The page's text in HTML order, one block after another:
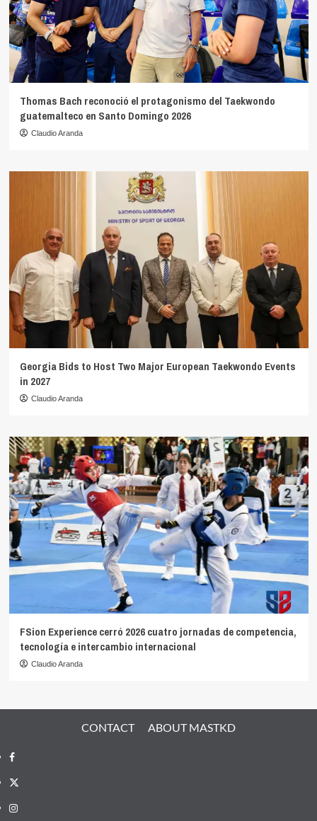
Thomas Bach reconoció el protagonismo del Taekwondo
guatemalteco en Santo Domingo 2026
Claudio Aranda
Georgia Bids to Host Two Major European Taekwondo Events
in 2027
Claudio Aranda
FSion Experience cerró 2026 cuatro jornadas de competencia,
tecnología e intercambio internacional
Claudio Aranda
CONTACT ABOUT MASTKD
Facebook
X
Instagram